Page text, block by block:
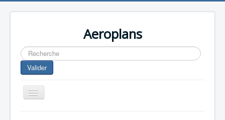
Aeroplans
Rechercher
Valider
Toggle
Navigation